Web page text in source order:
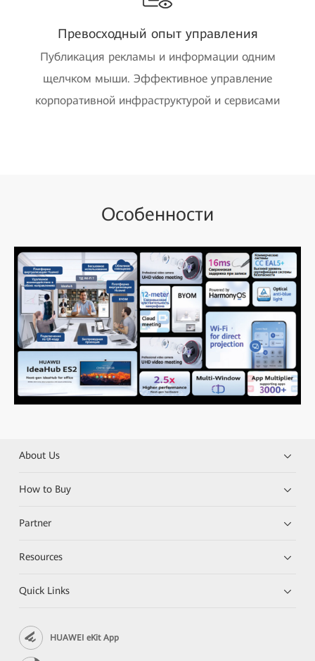
Превосходный опыт управления
Публикация рекламы и информации одним
щелчком мыши. Эффективное управление
корпоративной инфраструктурой и сервисами
Особенности
About Us
How to Buy
Partner
Resources
Quick Links
HUAWEI eKit App